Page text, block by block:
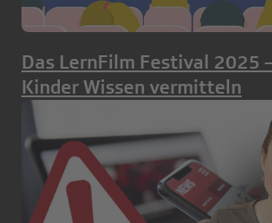
Das LernFilm Festival 2025
Kinder Wissen vermitteln